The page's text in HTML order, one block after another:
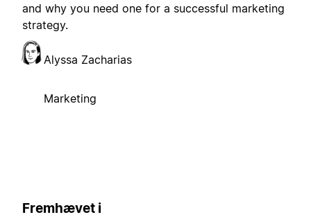
and why you need one for a successful marketing
strategy.
Alyssa Zacharias
Marketing
Fremhævet i